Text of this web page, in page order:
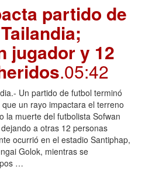
partido de
jugador y 12
.05:42
Un partido de futbol terminó
un rayo impactara el terreno
la muerte del futbolista Sofwan
a otras 12 personas
ocurrió en el estadio Santiphap,
Golok, mientras se
…